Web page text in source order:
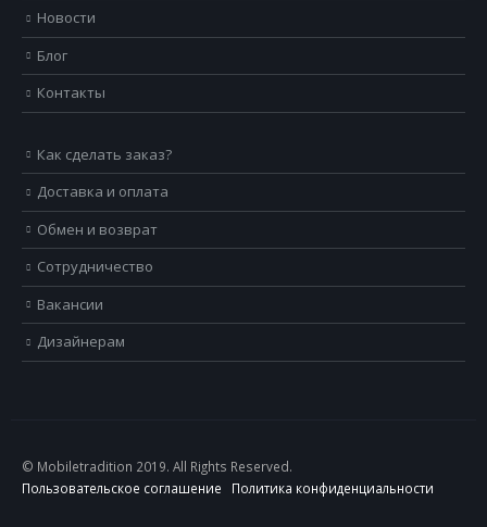
Новости
Блог
Контакты
Как сделать заказ?
Доставка и оплата
Обмен и возврат
Сотрудничество
Вакансии
Дизайнерам
© Mobiletradition 2019. All Rights Reserved.
Пользовательское соглашение
Политика конфиденциальности